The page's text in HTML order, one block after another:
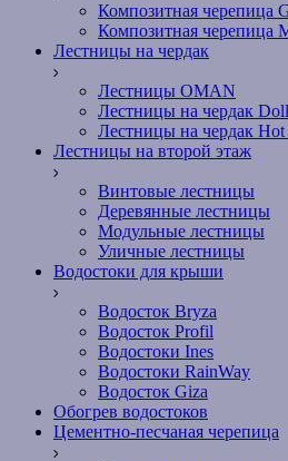
Композитная черепица
Композитная черепица
Лестницы на чердак
Лестницы OMAN
Лестницы на чердак
Лестницы на чердак Hot
Лестницы на второй этаж
Винтовые лестницы
Деревянные лестницы
Модульные лестницы
Уличные лестницы
Водостоки для крыши
Водосток Bryza
Водосток Profil
Водостоки Ines
Водостоки RainWay
Водосток Giza
Обогрев водостоков
Цементно-песчаная черепица